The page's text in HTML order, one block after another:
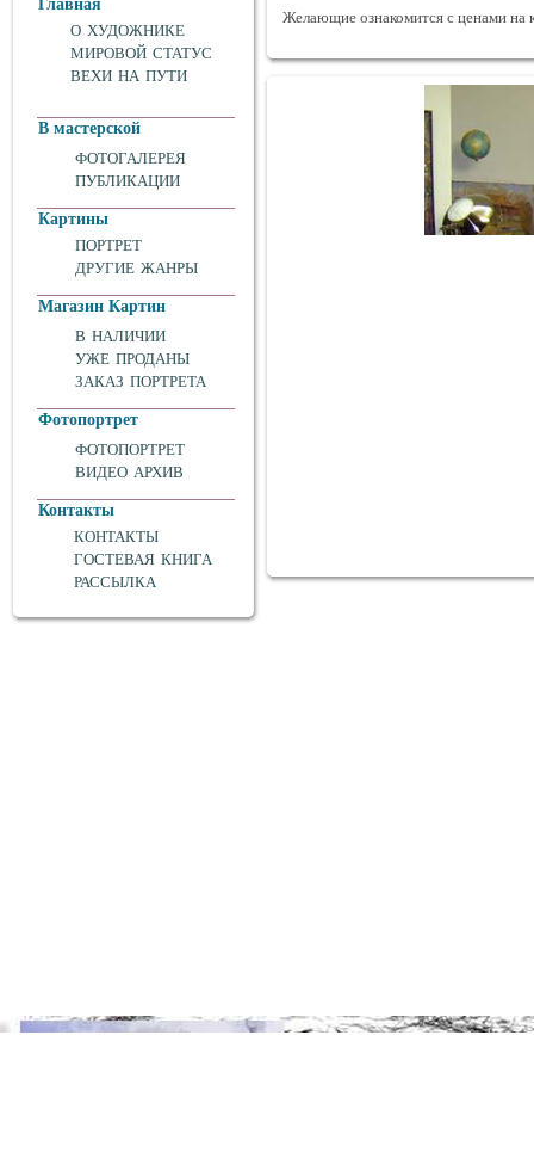
Главная
О ХУДОЖНИКЕ
МИРОВОЙ СТАТУС
ВЕХИ НА ПУТИ
В мастерской
ФОТОГАЛЕРЕЯ
ПУБЛИКАЦИИ
Картины
ПОРТРЕТ
ДРУГИЕ ЖАНРЫ
Магазин Картин
В НАЛИЧИИ
УЖЕ ПРОДАНЫ
ЗАКАЗ ПОРТРЕТА
Фотопортрет
ФОТОПОРТРЕТ
ВИДЕО АРХИВ
Контакты
КОНТАКТЫ
ГОСТЕВАЯ КНИГА
РАССЫЛКА
Желающие ознакомится с ценами на